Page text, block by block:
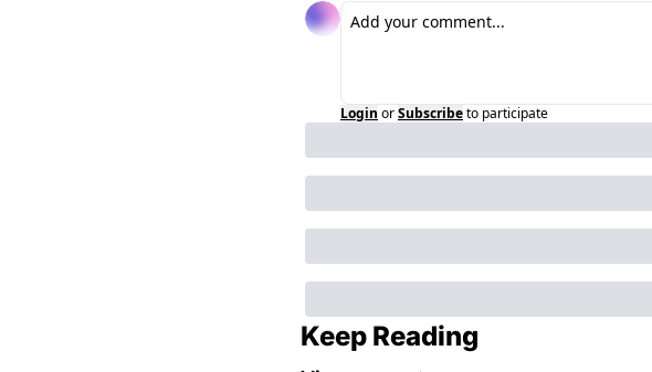
Login orSubscribeto participate
Keep Reading